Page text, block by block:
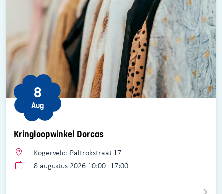
Kringloopwinkel Dorcas
8
Aug
Kogerveld: Paltrokstraat 17
8 augustus 2026 10:00 - 17:00